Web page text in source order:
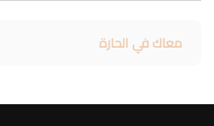
معاك في الحارة